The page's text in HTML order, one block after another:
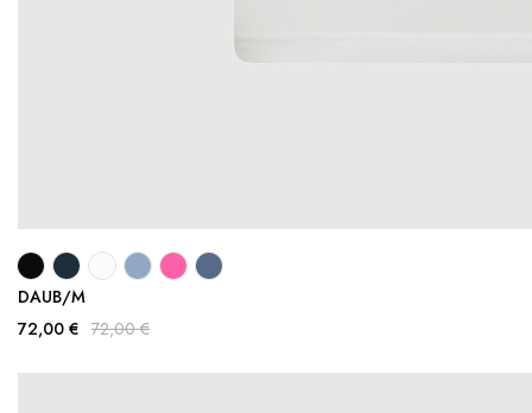
DAUB/M
72,00 € 72,00 €